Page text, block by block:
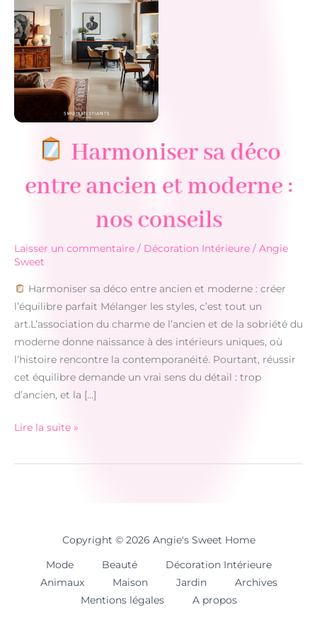
Harmoniser sa déco
entre ancien et moderne :
nos conseils
Laisser un commentaire / Décoration Intérieure / Angie
Sweet
Harmoniser sa déco entre ancien et moderne : créer
l’équilibre parfait Mélanger les styles, c’est tout un
art.L’association du charme de l’ancien et de la sobriété du
moderne donne naissance à des intérieurs uniques, où
l’histoire rencontre la contemporanéité. Pourtant, réussir
cet équilibre demande un vrai sens du détail : trop
d’ancien, et la […]
sa
Lire la suite »
Copyright © 2026 Angie's Sweet Home
Mode Beauté
Décoration Intérieure
Animaux
Maison Jardin
Archives
Mentions légales
A propos